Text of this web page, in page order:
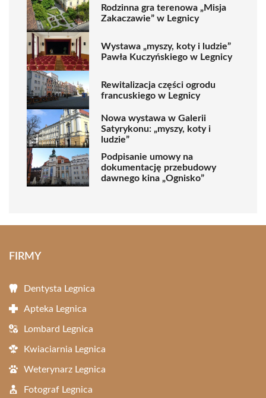
Rodzinna gra terenowa „Misja
Zakaczawie” w Legnicy
Wystawa „myszy, koty i ludzie”
Pawła Kuczyńskiego w Legnicy
Rewitalizacja części ogrodu
francuskiego w Legnicy
Nowa wystawa w Galerii
Satyrykonu: „myszy, koty i
ludzie”
Podpisanie umowy na
dokumentację przebudowy
dawnego kina „Ognisko”
FIRMY
Dentysta Legnica
Apteka Legnica
Lombard Legnica
Kwiaciarnia Legnica
Weterynarz Legnica
Fotograf Legnica